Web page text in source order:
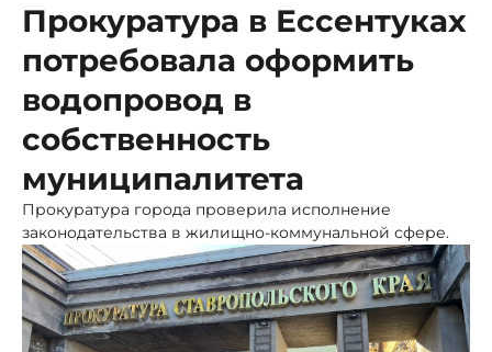
Прокуратура в Ессентуках
потребовала оформить
водопровод в
собственность
муниципалитета
Прокуратура города проверила исполнение
законодательства в жилищно-коммунальной сфере.